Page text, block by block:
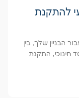
להתקנת
הבניין שלך, בין
חינוכי, התקנת